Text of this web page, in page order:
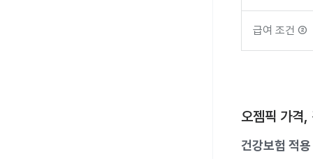
급여 조건 ②
오젬픽 가격,
건강보험 적